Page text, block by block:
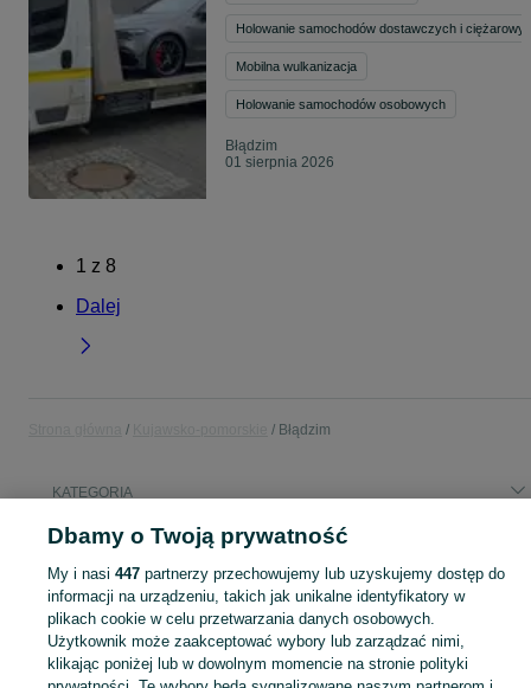
Holowanie samochodów dostawczych i
Mobilna wulkanizacja
Holowanie samochodów osobowych
Błądzim
01 sierpnia 2026
1 z 8
Dalej
Błądzim
KATEGORIA
Popularne wyszukiwania
dom do wynajęcia ausom dt 2 pro
Skorzystaj z największego serwisu ogłoszeniowego - Błądzim i okolice! Kupuj to, czego pragniesz i sprzedawaj to, czego już nie potrzebujesz! Zobacz
Dbamy o Twoją prywatność
My i nasi 447partnerzy przechowujemy lub uzyskujemy dostęp do
informacji na urządzeniu, takich jak unikalne identyfikatory w
plikach cookie w celu przetwarzania danych osobowych.
Użytkownik może zaakceptować wybory lub zarządzać nimi,
klikając poniżej lub w dowolnym momencie na stronie polityki